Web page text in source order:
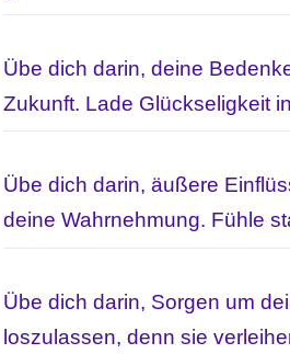
Übe dich darin, deine
Zukunft. Lade Glückseligkeit
Übe dich darin, äußere
deine Wahrnehmung. Fühle
Übe dich darin, Sorgen um
loszulassen, denn sie